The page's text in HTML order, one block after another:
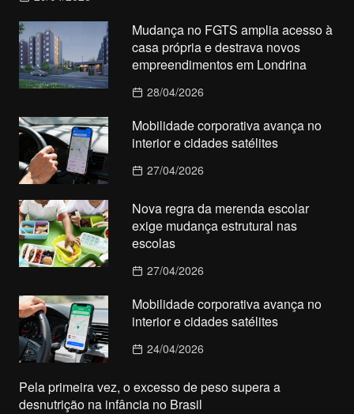
Mudança no FGTS amplia acesso à
casa própria e destrava novos
empreendimentos em Londrina
28/04/2026
Mobilidade corporativa avança no
interior e cidades satélites
27/04/2026
Nova regra da merenda escolar
exige mudança estrutural nas
escolas
27/04/2026
Mobilidade corporativa avança no
interior e cidades satélites
24/04/2026
Pela primeira vez, o excesso de peso supera a
desnutrição na infância no Brasil